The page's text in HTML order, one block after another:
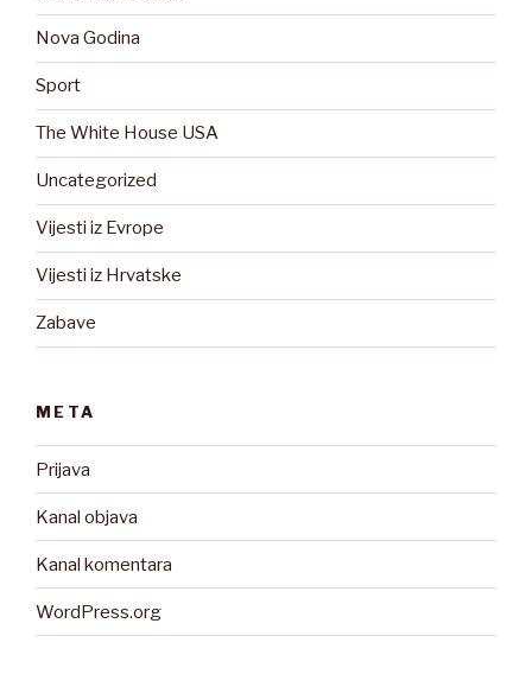
Nova Godina
Sport
The White House USA
Uncategorized
Vijesti iz Evrope
Vijesti iz Hrvatske
Zabave
META
Prijava
Kanal objava
Kanal komentara
WordPress.org